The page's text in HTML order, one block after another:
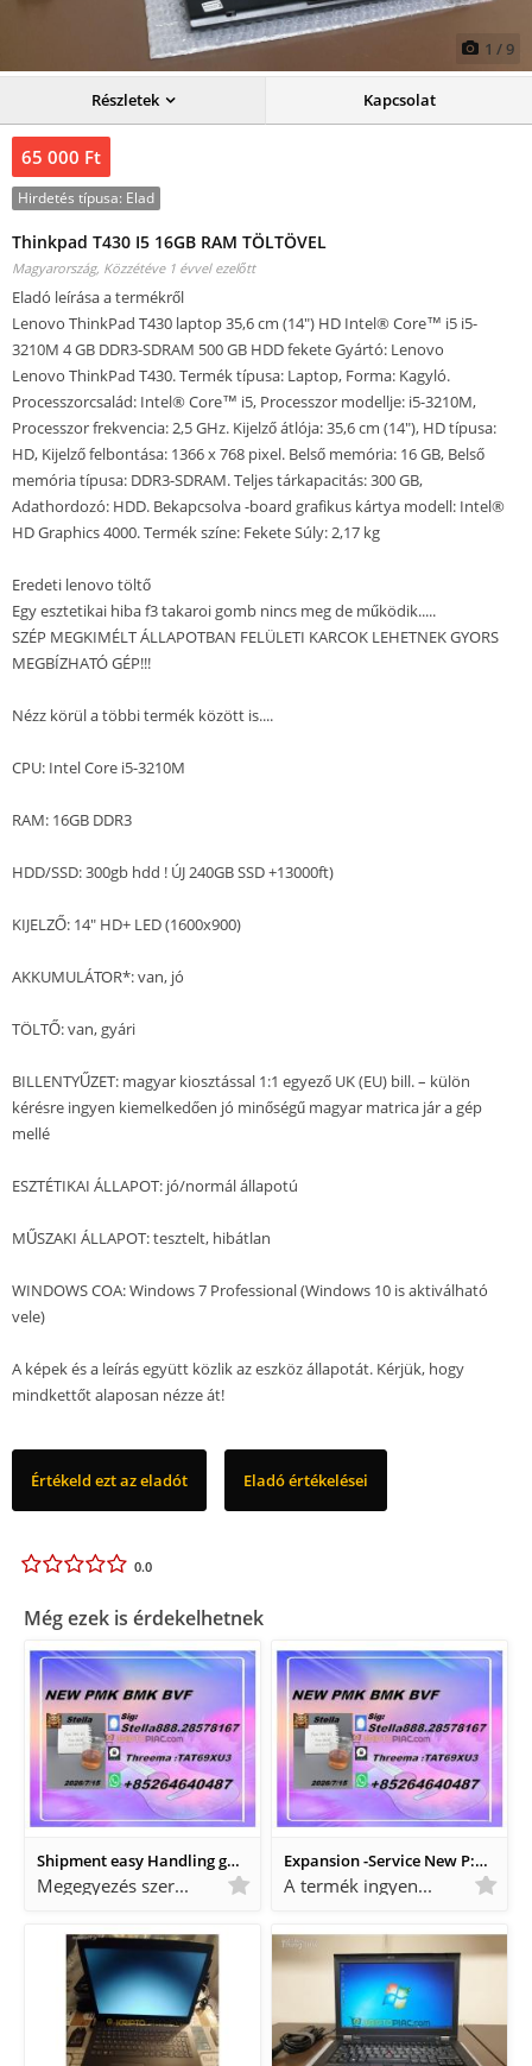
1 /9
Részletek Kapcsolat
65 000 Ft
Hirdetés típusa: Elad
Thinkpad T430 I5 16GB RAM TÖLTÖVEL
Magyarország, Közzétéve 1 évvel ezelőtt
Eladó leírása a termékről
Lenovo ThinkPad T430 laptop 35,6 cm (14") HD Intel® Core™ i5 i5-
3210M 4 GB DDR3-SDRAM 500 GB HDD fekete Gyártó: Lenovo
Lenovo ThinkPad T430. Termék típusa: Laptop, Forma: Kagyló.
Processzorcsalád: Intel® Core™ i5, Processzor modellje: i5-3210M,
Processzor frekvencia: 2,5 GHz. Kijelző átlója: 35,6 cm (14"), HD típusa:
HD, Kijelző felbontása: 1366 x 768 pixel. Belső memória: 16 GB, Belső
memória típusa: DDR3-SDRAM. Teljes tárkapacitás: 300 GB,
Adathordozó: HDD. Bekapcsolva -board grafikus kártya modell: Intel®
HD Graphics 4000. Termék színe: Fekete Súly: 2,17 kg
Eredeti lenovo töltő
Egy esztetikai hiba f3 takaroi gomb nincs meg de működik.....
SZÉP MEGKIMÉLT ÁLLAPOTBAN FELÜLETI KARCOK LEHETNEK GYORS
MEGBÍZHATÓ GÉP!!!
Nézz körül a többi termék között is....
CPU: Intel Core i5-3210M
RAM: 16GB DDR3
HDD/SSD: 300gb hdd ! ÚJ 240GB SSD +13000ft)
KIJELZŐ: 14" HD+ LED (1600x900)
AKKUMULÁTOR*: van, jó
TÖLTŐ: van, gyári
BILLENTYŰZET: magyar kiosztással 1:1 egyező UK (EU) bill. – külön
kérésre ingyen kiemelkedően jó minőségű magyar matrica jár a gép
mellé
ESZTÉTIKAI ÁLLAPOT: jó/normál állapotú
MŰSZAKI ÁLLAPOT: tesztelt, hibátlan
WINDOWS COA: Windows 7 Professional (Windows 10 is aktiválható
vele)
A képek és a leírás együtt közlik az eszköz állapotát. Kérjük, hogy
mindkettőt alaposan nézze át!
Értékeld ezt az eladót Eladó értékelései
0.0
Még ezek is érdekelhetnek
Shipment easy Handling gu: 28578-16-7 and 5449-12-7
Megegyezés szerint Megegyezés szerint
Expansion -Service New P:28578-16-7 B: CAS:5449-12-7
A termék ingyenes A termék ingyenes